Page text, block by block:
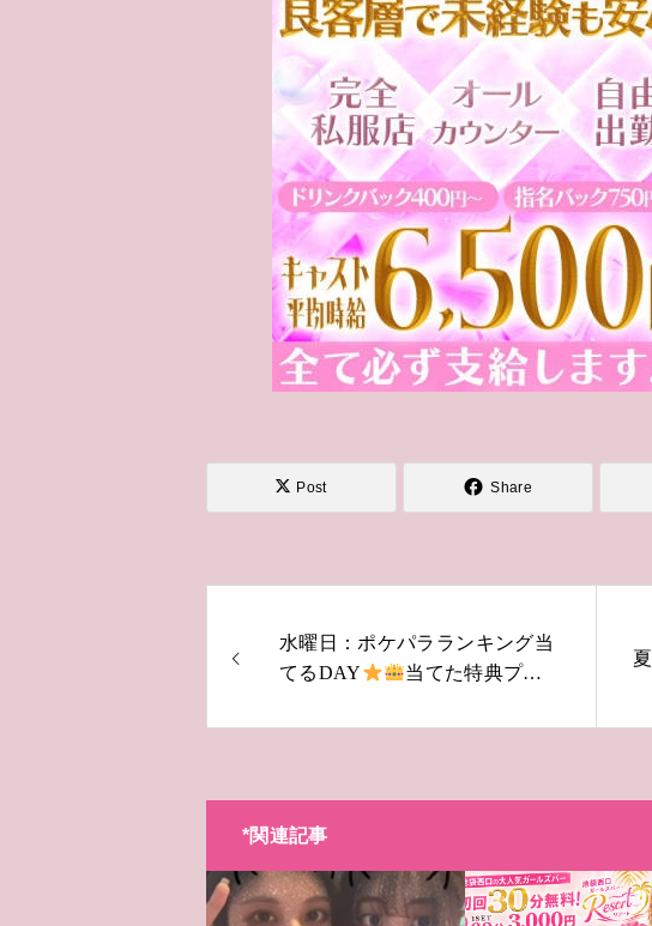
Post Share
水曜日：ポケパラランキング当
てるDAY
当てた特典プレ
夏
*関連記事